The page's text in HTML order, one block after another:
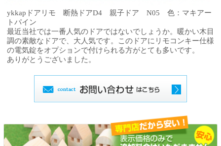
ykkapドアリモ 断熱ドアD4 親子ドア N05 色：マキアー
トパイン
最近当社では一番人気のドアではないでしょうか。暖かい木目
調の素敵なドアで、大人気です。このドアにリモコンキー仕様
の電気錠をオプションで付けられる方がとても多いです。
ありがとうございました。